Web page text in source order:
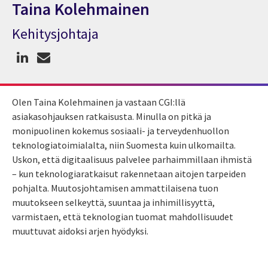
Taina Kolehmainen
Asiantuntija Taina Kolehmainen
Kehitysjohtaja
Olen Taina Kolehmainen ja vastaan CGI:llä
asiakasohjauksen ratkaisusta. Minulla on pitkä ja
monipuolinen kokemus sosiaali- ja terveydenhuollon
teknologiatoimialalta, niin Suomesta kuin ulkomailta.
Uskon, että digitaalisuus palvelee parhaimmillaan ihmistä
– kun teknologiaratkaisut rakennetaan aitojen tarpeiden
pohjalta. Muutosjohtamisen ammattilaisena tuon
muutokseen selkeyttä, suuntaa ja inhimillisyyttä,
varmistaen, että teknologian tuomat mahdollisuudet
muuttuvat aidoksi arjen hyödyksi.